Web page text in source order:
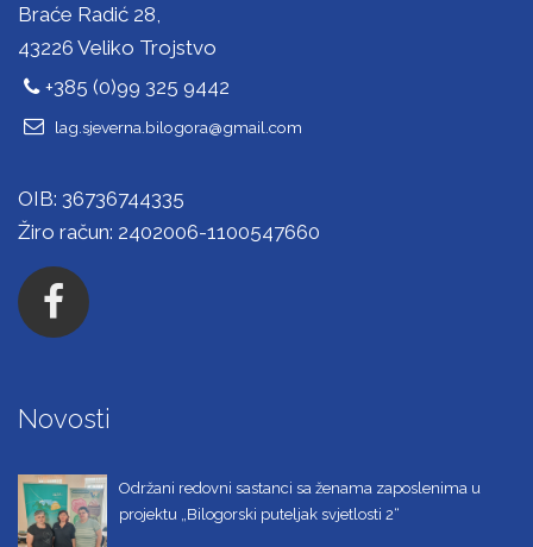
Braće Radić 28,
43226 Veliko Trojstvo
+385 (0)99 325 9442
lag.sjeverna.bilogora@gmail.com
OIB: 36736744335
Žiro račun: 2402006-1100547660
Novosti
Održani redovni sastanci sa ženama zaposlenima u
projektu „Bilogorski puteljak svjetlosti 2“